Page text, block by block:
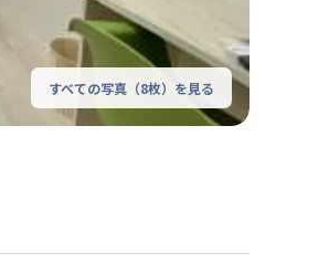
すべての写真（8枚）を見る